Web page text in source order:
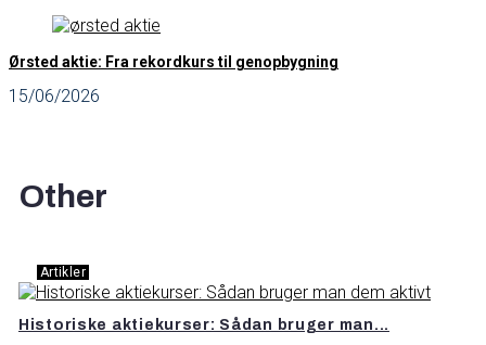
Ørsted aktie: Fra rekordkurs til genopbygning
15/06/2026
Other
Artikler
Historiske aktiekurser: Sådan bruger man...